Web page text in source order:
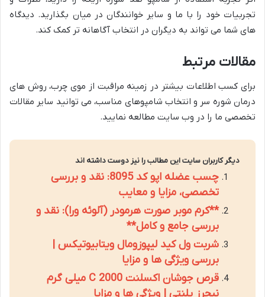
تجربیات خود را با ما و سایر خوانندگان در میان بگذارید. دیدگاه
های شما می تواند به دیگران در انتخاب آگاهانه تر کمک کند.
مقالات مرتبط
برای کسب اطلاعات بیشتر در زمینه مراقبت از موی چرب، روش های
درمان شوره سر و انتخاب شامپوهای مناسب، می توانید سایر مقالات
تخصصی ما را در وب سایت مطالعه نمایید.
دیگر کاربران سایت این مطالب را نیز دوست داشته اند
چسب عضله اپو کد 8095: نقد و بررسی
تخصصی، مزایا و معایب
**کرم موبر صورت هرمودر (آلوئه ورا): نقد و
بررسی جامع و کامل**
شربت ول کید لیپوزومال ویتابیوتیکس |
بررسی ویژگی ها و مزایا
قرص جوشان اکسلنت C 2000 میلی گرم
نیچرز پلنتی | ویژگی ها و مزایا